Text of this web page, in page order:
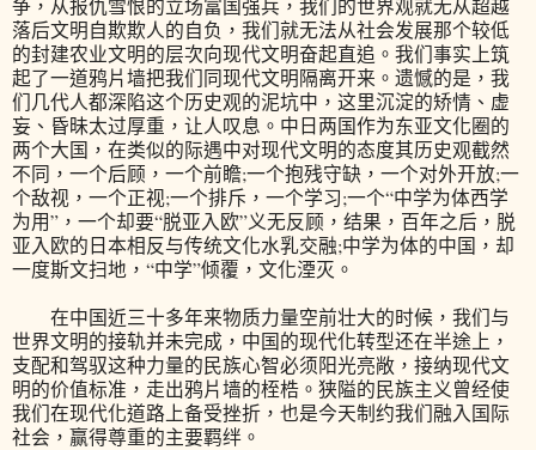
争，从报仇雪恨的立场富国强兵，我们的世界观就无从超越
落后文明自欺欺人的自负，我们就无法从社会发展那个较低
的封建农业文明的层次向现代文明奋起直追。我们事实上筑
起了一道鸦片墙把我们同现代文明隔离开来。遗憾的是，我
们几代人都深陷这个历史观的泥坑中，这里沉淀的矫情、虚
妄、昏昧太过厚重，让人叹息。中日两国作为东亚文化圈的
两个大国，在类似的际遇中对现代文明的态度其历史观截然
不同，一个后顾，一个前瞻;一个抱残守缺，一个对外开放;一
个敌视，一个正视;一个排斥，一个学习;一个“中学为体西学
为用”，一个却要“脱亚入欧”义无反顾，结果，百年之后，脱
亚入欧的日本相反与传统文化水乳交融;中学为体的中国，却
一度斯文扫地，“中学”倾覆，文化湮灭。
在中国近三十多年来物质力量空前壮大的时候，我们与
世界文明的接轨并未完成，中国的现代化转型还在半途上，
支配和驾驭这种力量的民族心智必须阳光亮敞，接纳现代文
明的价值标准，走出鸦片墙的桎梏。狭隘的民族主义曾经使
我们在现代化道路上备受挫折，也是今天制约我们融入国际
社会，赢得尊重的主要羁绊。